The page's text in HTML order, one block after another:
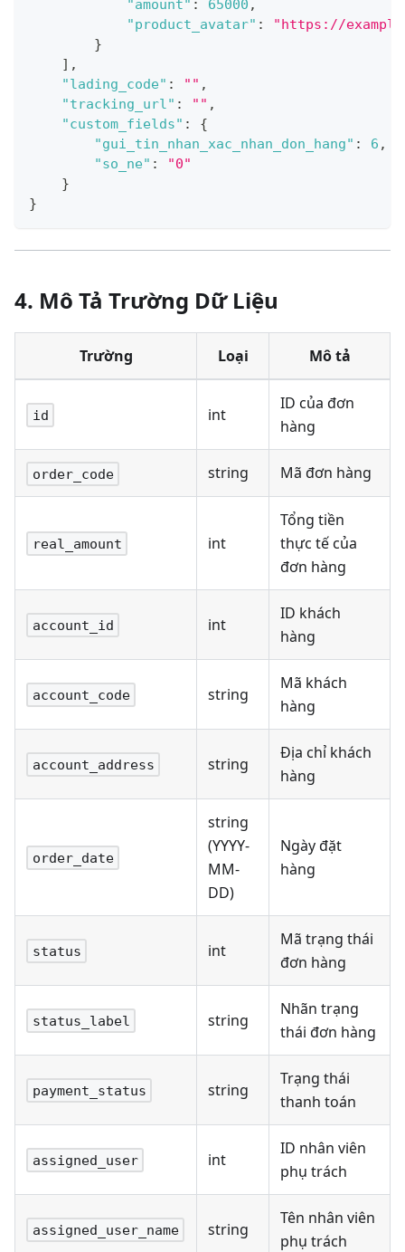
"amount" : 65000 ,
"product_avatar" :
"https://
}
] ,
"lading_code" : "" ,
"tracking_url" : "" ,
"custom_fields" :
{
"gui_tin_nhan_xac_nhan_don_hang" : 6 ,
"so_ne" :
"0"
}
}
4. Mô Tả Trường Dữ Liệu
Trường Loại Mô tả
id int
ID của đơn
hàng
order_code string Mã đơn hàng
real_amount int
Tổng tiền
thực tế của
đơn hàng
account_id int
ID khách
hàng
account_code string
Mã khách
hàng
account_address string
Địa chỉ khách
hàng
order_date
string
(YYYY-
MM-
DD)
Ngày đặt
hàng
status int
Mã trạng thái
đơn hàng
status_label string
Nhãn trạng
thái đơn hàng
payment_status string
Trạng thái
thanh toán
assigned_user int
ID nhân viên
phụ trách
assigned_user_name string
Tên nhân viên
phụ trách